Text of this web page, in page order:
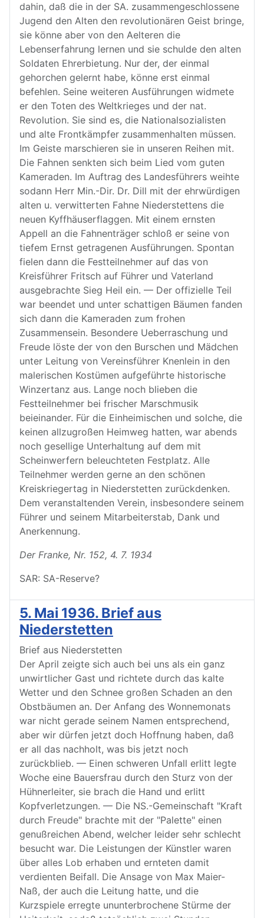
dahin, daß die in der SA. zusammengeschlossene
Jugend den Alten den revolutionären Geist bringe,
sie könne aber von den Aelteren die
Lebenserfahrung lernen und sie schulde den alten
Soldaten Ehrerbietung. Nur der, der einmal
gehorchen gelernt habe, könne erst einmal
befehlen. Seine weiteren Ausführungen widmete
er den Toten des Weltkrieges und der nat.
Revolution. Sie sind es, die Nationalsozialisten
und alte Frontkämpfer zusammenhalten müssen.
Im Geiste marschieren sie in unseren Reihen mit.
Die Fahnen senkten sich beim Lied vom guten
Kameraden. Im Auftrag des Landesführers weihte
sodann Herr Min.-Dir. Dr. Dill mit der ehrwürdigen
alten u. verwitterten Fahne Niederstettens die
neuen Kyffhäuserflaggen. Mit einem ernsten
Appell an die Fahnenträger schloß er seine von
tiefem Ernst getragenen Ausführungen. Spontan
fielen dann die Festteilnehmer auf das von
Kreisführer Fritsch auf Führer und Vaterland
ausgebrachte Sieg Heil ein. — Der offizielle Teil
war beendet und unter schattigen Bäumen fanden
sich dann die Kameraden zum frohen
Zusammensein. Besondere Ueberraschung und
Freude löste der von den Burschen und Mädchen
unter Leitung von Vereinsführer Knenlein in den
malerischen Kostümen aufgeführte historische
Winzertanz aus. Lange noch blieben die
Festteilnehmer bei frischer Marschmusik
beieinander. Für die Einheimischen und solche, die
keinen allzugroßen Heimweg hatten, war abends
noch gesellige Unterhaltung auf dem mit
Scheinwerfern beleuchteten Festplatz. Alle
Teilnehmer werden gerne an den schönen
Kreiskriegertag in Niederstetten zurückdenken.
Dem veranstaltenden Verein, insbesondere seinem
Führer und seinem Mitarbeiterstab, Dank und
Anerkennung.
Der Franke, Nr. 152, 4. 7. 1934
SAR: SA-Reserve?
5. Mai 1936. Brief aus
Niederstetten
Brief aus Niederstetten
Der April zeigte sich auch bei uns als ein ganz
unwirtlicher Gast und richtete durch das kalte
Wetter und den Schnee großen Schaden an den
Obstbäumen an. Der Anfang des Wonnemonats
war nicht gerade seinem Namen entsprechend,
aber wir dürfen jetzt doch Hoffnung haben, daß
er all das nachholt, was bis jetzt noch
zurückblieb. — Einen schweren Unfall erlitt legte
Woche eine Bauersfrau durch den Sturz von der
Hühnerleiter, sie brach die Hand und erlitt
Kopfverletzungen. — Die NS.-Gemeinschaft "Kraft
durch Freude" brachte mit der "Palette" einen
genußreichen Abend, welcher leider sehr schlecht
besucht war. Die Leistungen der Künstler waren
über alles Lob erhaben und ernteten damit
verdienten Beifall. Die Ansage von Max Maier-
Naß, der auch die Leitung hatte, und die
Kurzspiele erregte ununterbrochene Stürme der